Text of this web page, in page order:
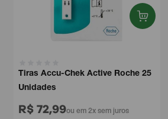
Tiras Accu-Chek Active Roche 25
Unidades
R$ 72,99ou em 2x sem juros